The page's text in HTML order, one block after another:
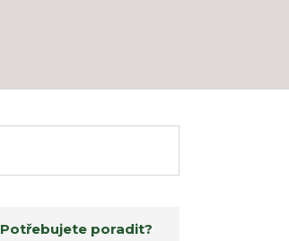
Potřebujete poradit?